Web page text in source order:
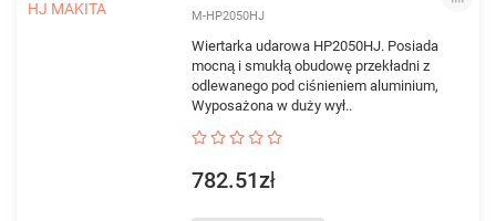
M-HP2050HJ
Wiertarka udarowa HP2050HJ. Posiada
mocną i smukłą obudowę przekładni z
odlewanego pod ciśnieniem aluminium,
Wyposażona w duży wył..
782.51zł